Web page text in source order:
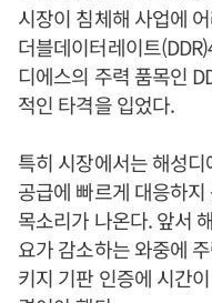
시장이 침체해 사업에
더블데이터레이트
디에스의 주력 품목인
적인 타격을 입었다.
특히 시장에서는 해성
공급에 빠르게 대응하
목소리가 나온다. 앞서
요가 감소하는 와중에
키지 기판 인증에 시간